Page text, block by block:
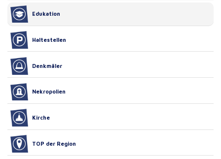
Edukation
Haltestellen
Denkmäler
Nekropolien
Kirche
TOP der Region